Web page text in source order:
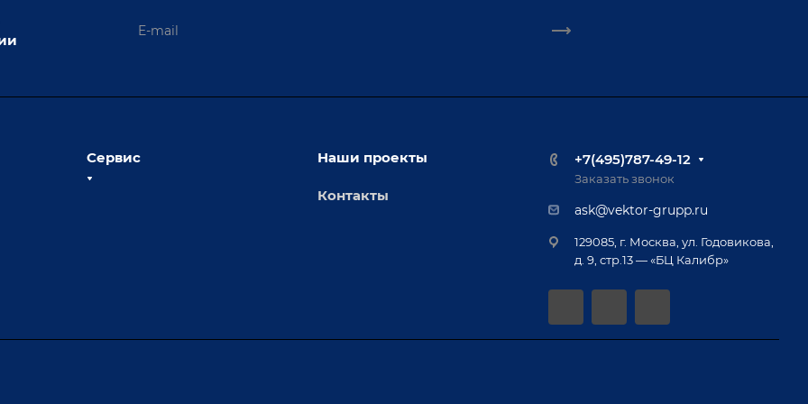
Сервис
Монтаж
Наши проекты
Контакты
+7(495)787-49-12
Заказать звонок
ask@vektor-grupp.ru
129085, г. Москва, ул. Годовикова,
д. 9, стр.13 — «БЦ Калибр»